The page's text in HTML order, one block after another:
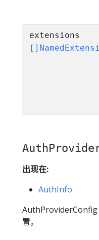
extensions
出现在:
AuthInfo
AuthProviderConfig
置。